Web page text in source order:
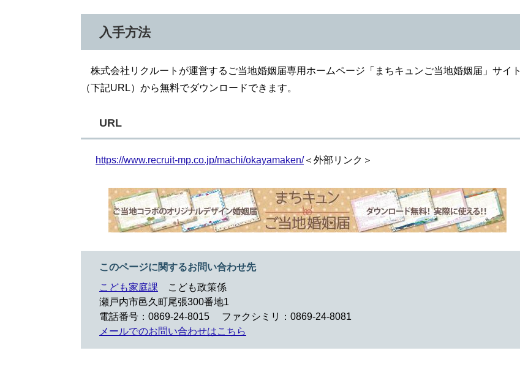
入手方法
株式会社リクルートが運営するご当地婚姻届専用ホームページ「まちキュンご当地婚姻届」サイト
（下記URL）から無料でダウンロードできます。
URL
https://www.recruit-mp.co.jp/machi/okayamaken/＜外部リンク＞
このページに関するお問い合わせ先
こども家庭課
こども政策係
瀬戸内市邑久町尾張300番地1
電話番号：0869-24-8015
ファクシミリ：0869-24-8081
メールでのお問い合わせはこちら